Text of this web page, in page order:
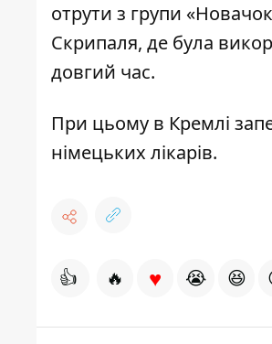
отрути з групи
Скрипаля, де була
довгий час.
При цьому в Кремлі
німецьких лікарів.
👍 🔥 ♥ 😭 😆